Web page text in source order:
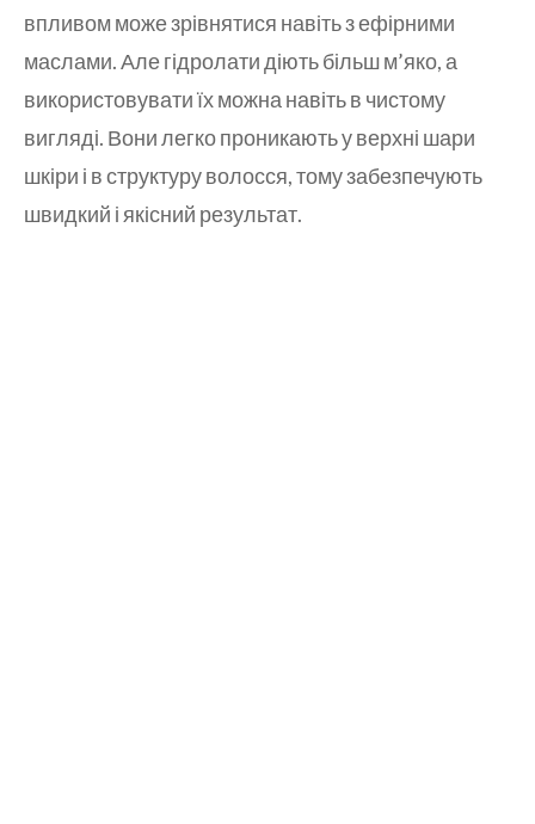
впливом може зрівнятися навіть з ефірними
маслами. Але гідролати діють більш м’яко, а
використовувати їх можна навіть в чистому
вигляді. Вони легко проникають у верхні шари
шкіри і в структуру волосся, тому забезпечують
швидкий і якісний результат.